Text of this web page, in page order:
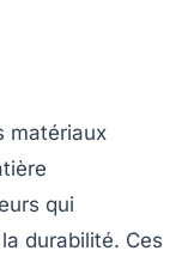
matériaux
qui
durabilité. Ces